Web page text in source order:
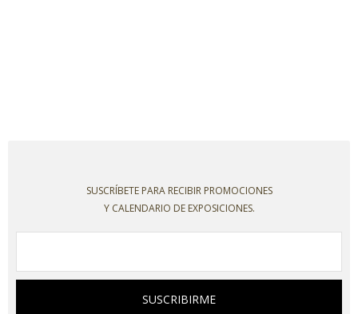
SUSCRÍBETE PARA RECIBIR PROMOCIONES
Y CALENDARIO DE EXPOSICIONES.
SUSCRIBIRME